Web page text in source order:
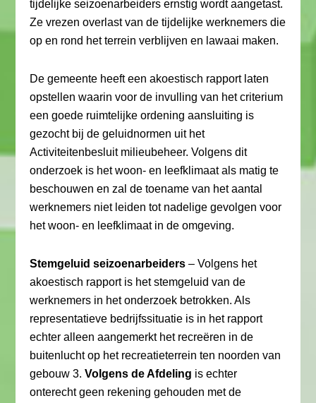
tijdelijke seizoenarbeiders ernstig wordt aangetast.
Ze vrezen overlast van de tijdelijke werknemers die
op en rond het terrein verblijven en lawaai maken.
De gemeente heeft een akoestisch rapport laten
opstellen waarin voor de invulling van het criterium
een goede ruimtelijke ordening aansluiting is
gezocht bij de geluidnormen uit het
Activiteitenbesluit milieubeheer. Volgens dit
onderzoek is het woon- en leefklimaat als matig te
beschouwen en zal de toename van het aantal
werknemers niet leiden tot nadelige gevolgen voor
het woon- en leefklimaat in de omgeving.
Stemgeluid seizoenarbeiders – Volgens het
akoestisch rapport is het stemgeluid van de
werknemers in het onderzoek betrokken. Als
representatieve bedrijfssituatie is in het rapport
echter alleen aangemerkt het recreëren in de
buitenlucht op het recreatieterrein ten noorden van
gebouw 3.Volgens de Afdeling is echter
onterecht geen rekening gehouden met de